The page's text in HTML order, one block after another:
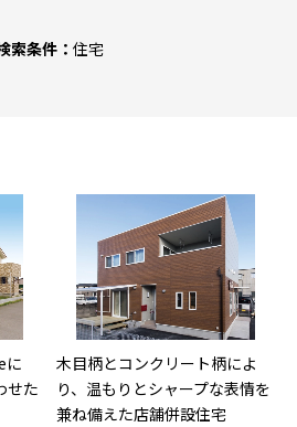
索条件： 住宅
に
せた
木目柄とコンクリート柄によ
り、温もりとシャープな表情を
兼ね備えた店舗併設住宅